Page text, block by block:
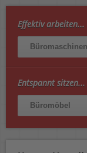
Effektiv arbeiten...
Büromaschinen
Entspannt sitzen...
Büromöbel